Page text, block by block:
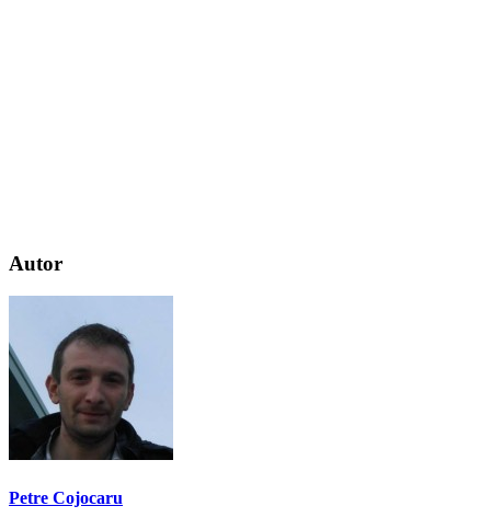
Autor
Petre Cojocaru